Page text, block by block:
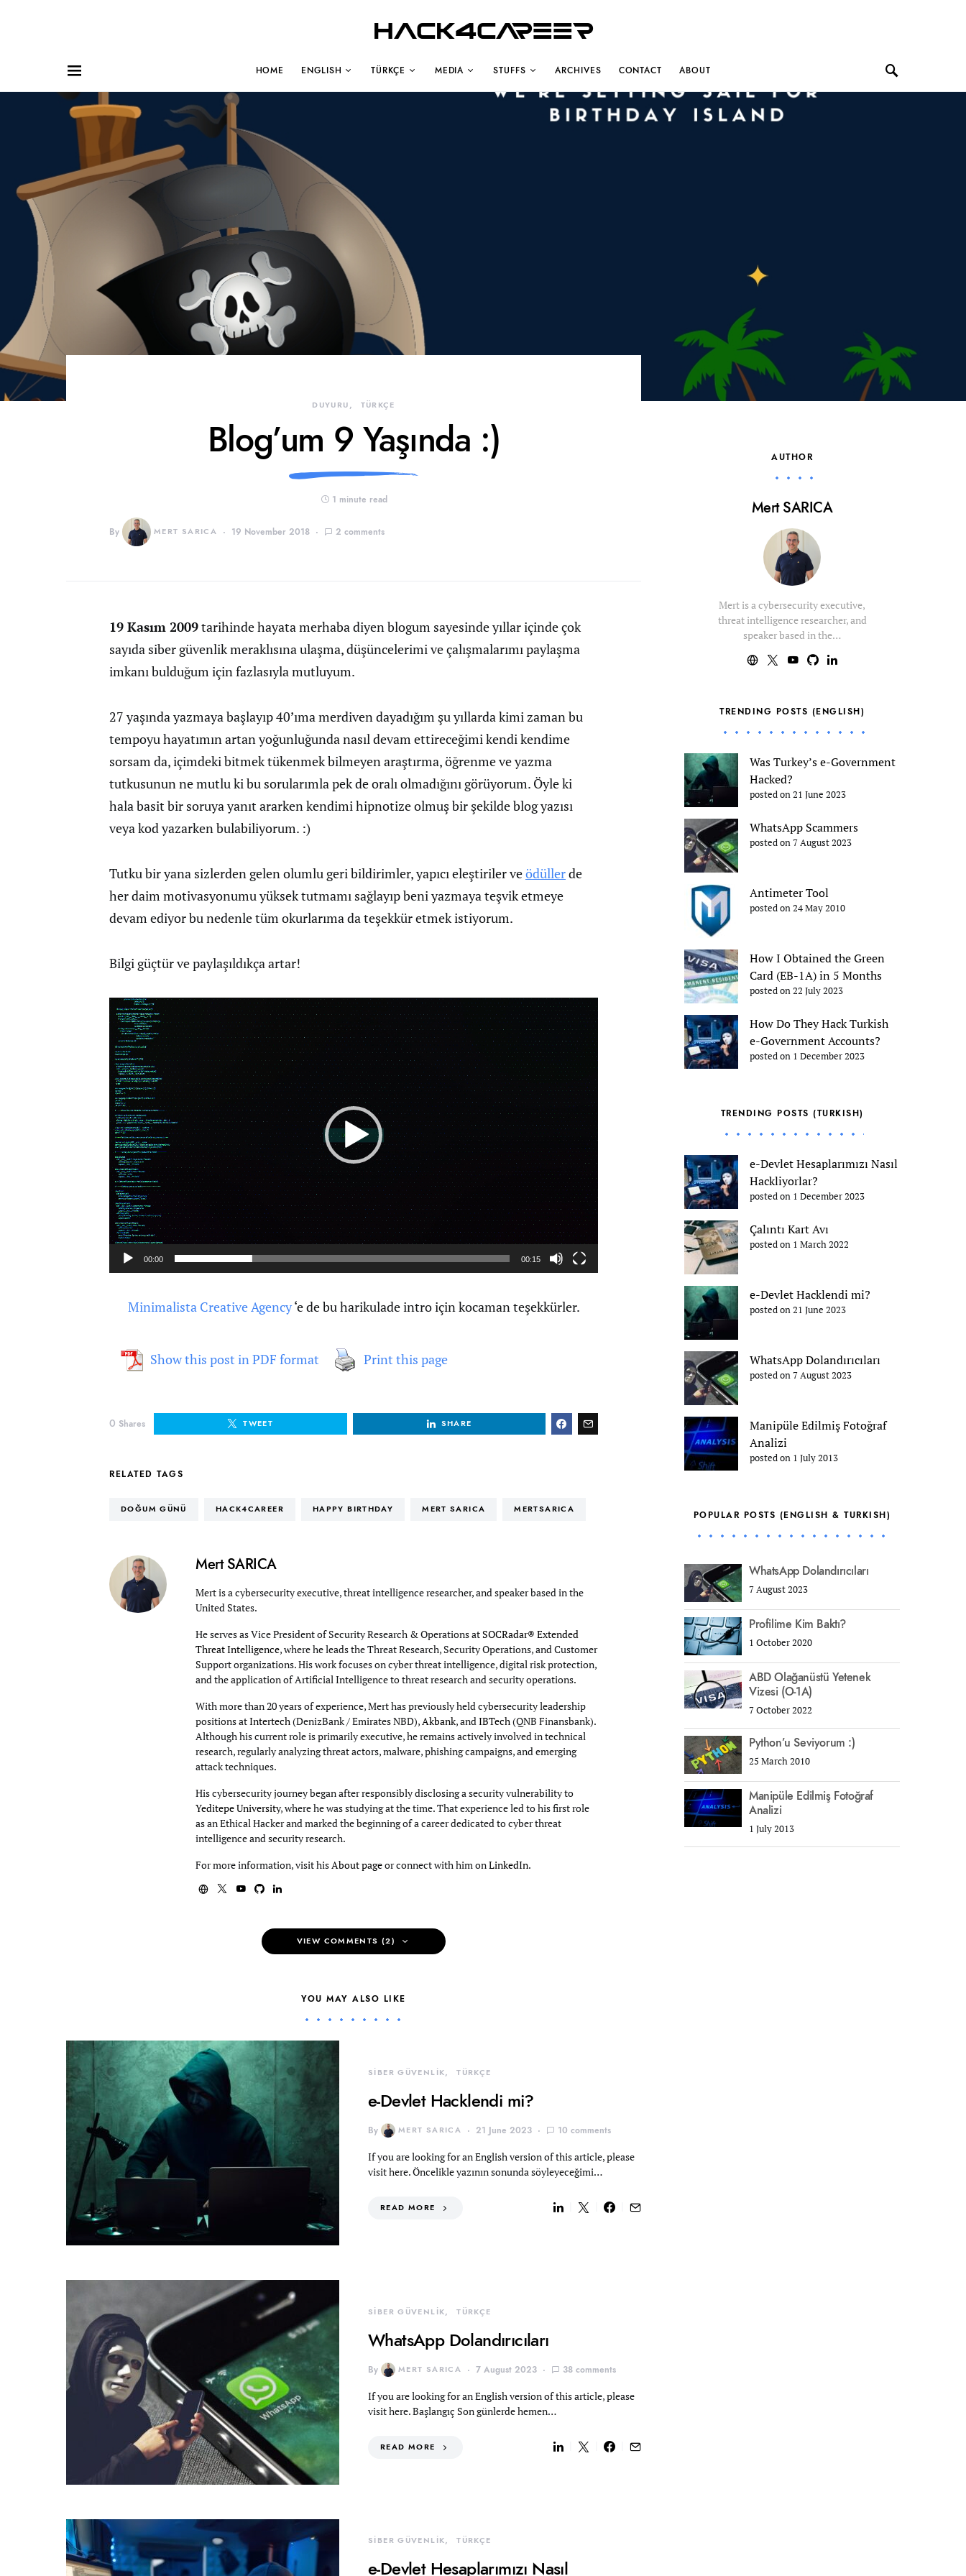
Hack4Career
HOME ENGLISH TÜRKÇE MEDIA STUFFS ARCHIVES CONTACT ABOUT
DUYURU TÜRKÇE
Blog’um 9 Yaşında :)
1 minute read
By MERT SARICA 19 November 2018 2 comments
19 Kasım 2009tarihinde hayata merhaba diyen blogum sayesinde yıllar içinde çok
sayıda siber güvenlik meraklısına ulaşma, düşüncelerimi ve çalışmalarımı paylaşma
imkanı bulduğum için fazlasıyla mutluyum.
27 yaşında yazmaya başlayıp 40’ıma merdiven dayadığım şu yıllarda kimi zaman bu
tempoyu hayatımın artan yoğunluğunda nasıl devam ettireceğimi kendi kendime
sorsam da, içimdeki bitmek tükenmek bilmeyen araştırma, öğrenme ve yazma
tutkusunun ne mutlu ki bu sorularımla pek de oralı olmadığını görüyorum. Öyle ki
hala basit bir soruya yanıt ararken kendimi hipnotize olmuş bir şekilde blog yazısı
veya kod yazarken bulabiliyorum. :)
Tutku bir yana sizlerden gelen olumlu geri bildirimler, yapıcı eleştiriler veödüllerde
her daim motivasyonumu yüksek tutmamı sağlayıp beni yazmaya teşvik etmeye
devam ediyor bu nedenle tüm okurlarıma da teşekkür etmek istiyorum.
Bilgi güçtür ve paylaşıldıkça artar!
Video
Player
00:00 00:15
Minimalista Creative Agency‘e de bu harikulade intro için kocaman teşekkürler.
Show this post in PDF format Print this page
0 Shares TWEET SHARE
RELATED TAGS
DOĞUM GÜNÜ HACK4CAREER HAPPY BIRTHDAY MERT SARICA MERTSARICA
Mert SARICA
Mert is a cybersecurity executive, threat intelligence researcher, and speaker based in the
United States.
He serves as Vice President of Security Research & Operations atSOCRadar® Extended
Threat Intelligence, where he leads the Threat Research, Security Operations, and Customer
Support organizations. His work focuses on cyber threat intelligence, digital risk protection,
and the application of Artificial Intelligence to threat research and security operations.
With more than 20 years of experience, Mert has previously held cybersecurity leadership
positions atIntertech (DenizBank / Emirates NBD), Akbank, and IBTech (QNB Finansbank).
Although his current role is primarily executive, he remains actively involved in technical
research, regularly analyzing threat actors, malware, phishing campaigns, and emerging
attack techniques.
His cybersecurity journey began after responsibly disclosing a security vulnerability to
Yeditepe University, where he was studying at the time. That experience led to his first role
as an Ethical Hacker and marked the beginning of a career dedicated to cyber threat
intelligence and security research.
For more information, visit his About pageor connect with him onLinkedIn.
VIEW COMMENTS (2)
YOU MAY ALSO LIKE
SİBER GÜVENLİK TÜRKÇE
e-Devlet Hacklendi mi?
By MERT SARICA 21 June 2023 10 comments
If you are looking for an English version of this article, please
visit here. Öncelikle yazının sonunda söyleyeceğimi…
READ MORE
SİBER GÜVENLİK TÜRKÇE
WhatsApp Dolandırıcıları
By MERT SARICA 7 August 2023 38 comments
If you are looking for an English version of this article, please
visit here. Başlangıç Son günlerde hemen…
READ MORE
SİBER GÜVENLİK TÜRKÇE
e-Devlet Hesaplarımızı Nasıl
AUTHOR
Mert SARICA
Mert is a cybersecurity executive,
threat intelligence researcher, and
speaker based in the…
TRENDING POSTS (ENGLISH)
Was Turkey’s e-Government
Hacked?
posted on 21 June 2023
WhatsApp Scammers
posted on 7 August 2023
Antimeter Tool
posted on 24 May 2010
How I Obtained the Green
Card (EB-1A) in 5 Months
posted on 22 July 2023
How Do They Hack Turkish
e-Government Accounts?
posted on 1 December 2023
TRENDING POSTS (TURKISH)
e-Devlet Hesaplarımızı Nasıl
Hackliyorlar?
posted on 1 December 2023
Çalıntı Kart Avı
posted on 1 March 2022
e-Devlet Hacklendi mi?
posted on 21 June 2023
WhatsApp Dolandırıcıları
posted on 7 August 2023
Manipüle Edilmiş Fotoğraf
Analizi
posted on 1 July 2013
POPULAR POSTS (ENGLISH & TURKISH)
WhatsApp Dolandırıcıları
7 August 2023
Profilime Kim Baktı?
1 October 2020
ABD Olağanüstü Yetenek
Vizesi (O-1A)
7 October 2022
Python’u Seviyorum :)
25 March 2010
Manipüle Edilmiş Fotoğraf
Analizi
1 July 2013